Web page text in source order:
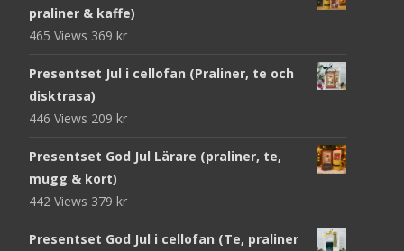
praliner & kaffe)
465 Views 369 kr
Presentset Jul i cellofan (Praliner, te och
disktrasa)
446 Views 209 kr
Presentset God Jul Lärare (praliner, te,
mugg & kort)
442 Views 379 kr
Presentset God Jul i cellofan (Te, praliner